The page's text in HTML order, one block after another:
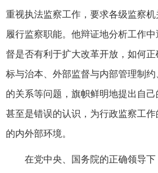
重视执法监察工作，要求各级监察
履行监察职能。他辩证地分析工作
督是否有利于扩大改革开放，如何
标与治本、外部监督与内部管理制
的关系等问题，旗帜鲜明地提出自
甚至是错误的认识，为行政监察工
的内外部环境。
在党中央、国务院的正确领导